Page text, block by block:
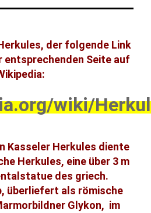
der folgende Link
Seite auf
wiki/
Kasseler Herkules diente
Herkules, eine über 3 m
des griech.
überliefert als römische
Glykon, im